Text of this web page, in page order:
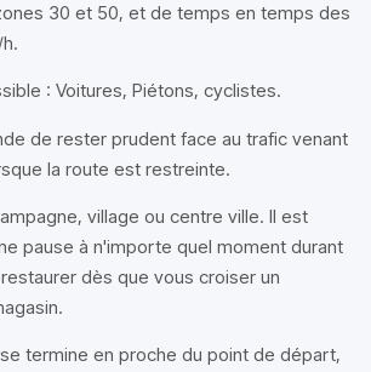
30 et 50, et de temps en temps des
: Voitures, Piétons, cyclistes.
de rester prudent face au trafic venant
la route est restreinte.
village ou centre ville. Il est
pause à n'importe quel moment durant
dès que vous croiser un
termine en proche du point de départ,